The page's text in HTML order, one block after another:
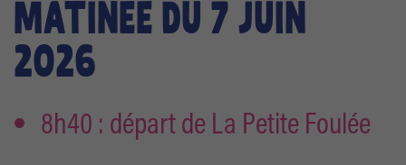
MATINÉE DU 7 JUIN
2026
8h40 : départ de La Petite Foulée